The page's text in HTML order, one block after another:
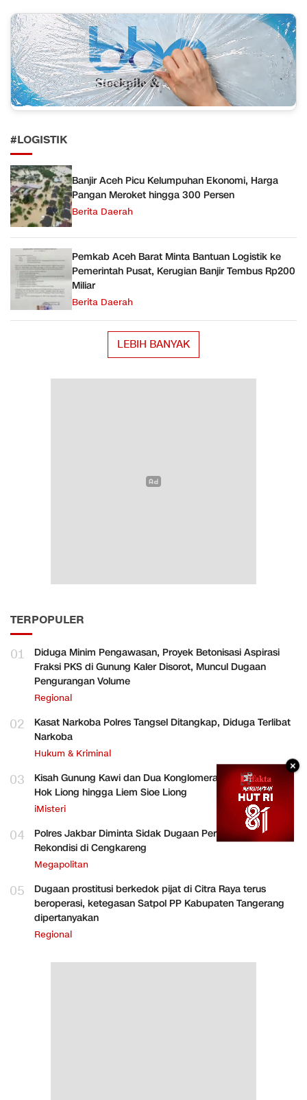
#LOGISTIK
Banjir Aceh Picu Kelumpuhan Ekonomi, Harga
Pangan Meroket hingga 300 Persen
Berita Daerah
Pemkab Aceh Barat Minta Bantuan Logistik ke
Pemerintah Pusat, Kerugian Banjir Tembus Rp200
Miliar
Berita Daerah
LEBIH BANYAK
TERPOPULER
01
Diduga Minim Pengawasan, Proyek Betonisasi Aspirasi
Fraksi PKS di Gunung Kaler Disorot, Muncul Dugaan
Pengurangan Volume
Regional
02
Kasat Narkoba Polres Tangsel Ditangkap, Diduga Terlibat
Narkoba
Hukum & Kriminal
03
Kisah Gunung Kawi dan Dua Konglomerat Indonesia Ong
Hok Liong hingga Liem Sioe Liong
iMisteri
04
Polres Jakbar Diminta Sidak Dugaan Perakitan HP
Rekondisi di Cengkareng
Megapolitan
05
Dugaan prostitusi berkedok pijat di Citra Raya terus
beroperasi, ketegasan Satpol PP Kabupaten Tangerang
dipertanyakan
Regional
×